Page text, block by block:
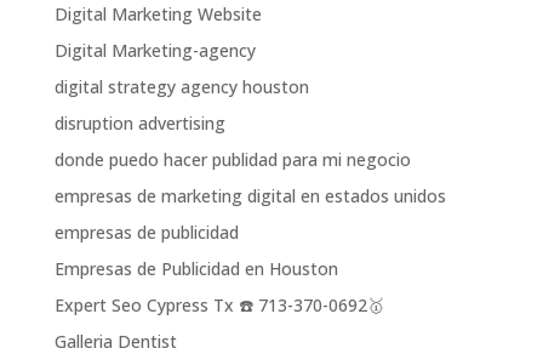
Digital Marketing Website
Digital Marketing-agency
digital strategy agency houston
disruption advertising
donde puedo hacer publidad para mi negocio
empresas de marketing digital en estados unidos
empresas de publicidad
Empresas de Publicidad en Houston
Expert Seo Cypress Tx ☎️ 713-370-0692🥇
Galleria Dentist